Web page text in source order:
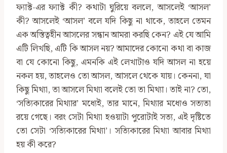
ফ্যাক্ট-এর ফ্যাক্ট কী? কথাটা ঘুরিয়ে বললে, আসলেই ‘আসল’
কী? আসলেই ‘আসল’ বলে যদি কিছু না থাকে, তাহলে তেমন
এক অস্তিত্বহীন আসলের সন্ধান আমরা করছি কেন? এই যে আমি
এটি লিখছি, এটি কি আসল নয়? আমাদের কোনো কথা বা কাজ
বা যে কোনো কিছু, এমনকি এই লেখাটাও যদি আসল না হয়ে
নকল হয়, তাহলেও তো আসল, আসলে থেকে যায়। কেননা, যা
কিছু মিথ্যা, তা আসলে মিথ্যা বলেই তো তা মিথ্যা। তাই না? তো,
‘সত্যিকারের মিথ্যার’ মধ্যেই, তার মানে, মিথ্যার মধ্যেও সত্যতা
রয়ে গেছে। বরং সেটা মিথ্যা হওয়াটা পুরোটাই সত্য, এই দৃষ্টিতে
তো সেটা ‘সত্যিকারের মিথ্যা’। সত্যিকারের মিথ্যা আবার মিথ্যা
হয় কী করে?